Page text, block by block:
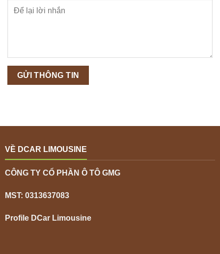
VỀ DCAR LIMOUSINE
CÔNG TY CỔ PHẦN Ô TÔ GMG
MST: 0313637083
Profile DCar Limousine